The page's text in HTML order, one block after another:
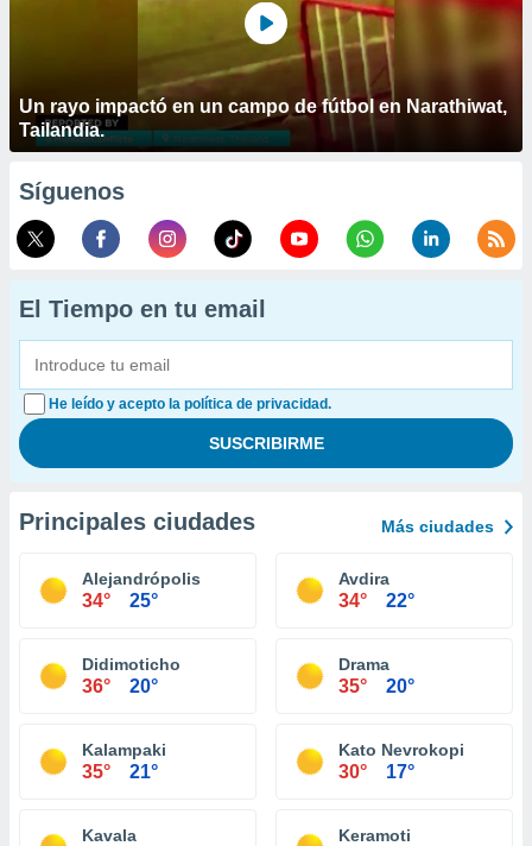
Un rayo impactó en un campo de fútbol en Narathiwat,
Tailandia.
Síguenos
El Tiempo en tu email
He leído y acepto la política de privacidad.
Principales ciudades Más ciudades
Alejandrópolis
34° 25°
Avdira
34° 22°
Didimoticho
36° 20°
Drama
35° 20°
Kalampaki
35° 21°
Kato Nevrokopi
30° 17°
Kavala Keramoti